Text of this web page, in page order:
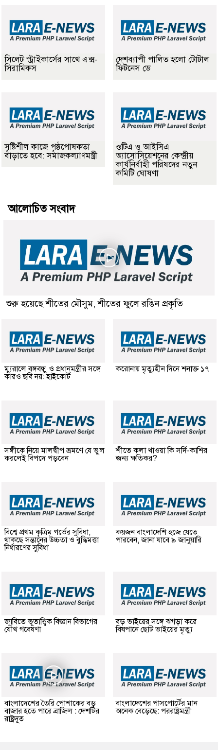
সিলেট স্ট্রাইকার্সের সাথে এক্স-
সিরামিকস
দেশব্যাপী পালিত হলো টোটাল
ফিটনেস ডে
সৃষ্টিশীল কাজে পৃষ্ঠপোষকতা
বাড়াতে হবে: সমাজকল্যাণমন্ত্রী
ওটিএ ও আইসিএ
অ্যাসোসিয়েশনের কেন্দ্রীয়
কার্যনির্বাহী পরিষদের নতুন
কমিটি ঘোষণা
আলোচিত সংবাদ
শুরু হয়েছে শীতের মৌসুম, শীতের ফুলে রঙিন প্রকৃতি
ম্যুরালে বঙ্গবন্ধু ও প্রধানমন্ত্রীর সঙ্গে
কারও ছবি নয়: হাইকোর্ট
করোনায় মৃত্যুহীন দিনে শনাক্ত ১৭
সঙ্গীকে নিয়ে মালদ্বীপ ভ্রমণে যে ভুল
করলেই বিপদে পড়বেন
শীতে কলা খাওয়া কি সর্দি-কাশির
জন্য ক্ষতিকর?
বিশ্বে প্রথম কৃত্রিম গর্ভের সুবিধা,
থাকছে সন্তানের উচ্চতা ও বুদ্ধিমত্তা
নির্ধারণের সুবিধা
কয়জন বাংলাদেশি হজে যেতে
পারবেন, জানা যাবে ৯ জানুয়ারি
জাবিতে ভূতাত্ত্বিক বিজ্ঞান বিভাগের
যৌথ গবেষণা
বড় ভাইয়ের সঙ্গে ঝগড়া করে
বিষপানে ছোট ভাইয়ের মৃত্যু
বাংলাদেশের তৈরি পোশাকের বড়
বাজার হতে পারে ব্রাজিল : দেশটির
রাষ্ট্রদূত
বাংলাদেশের পাসপোর্টের মান
অনেক বেড়েছে: পররাষ্ট্রমন্ত্রী